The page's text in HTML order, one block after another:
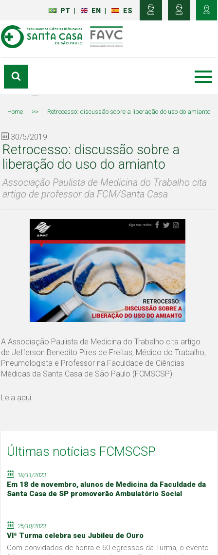
PT EN ES
Home >> Retrocesso: discussão sobre a liberação do uso do amianto
30/5/2019
Retrocesso: discussão sobre a
liberação do uso do amianto
Associação Paulista de Medicina do Trabalho cita
artigo de professor da FCM/Santa Casa
A Associação Paulista de Medicina do Trabalho cita artigo
de Jefferson Benedito Pires de Freitas, Médico do Trabalho,
Pneumologista e Professor na Faculdade de Ciências
Médicas da Santa Casa de São Paulo (FCMSCSP).
Leia aqui
Últimas notícias FCMSCSP
18/11/2023
Em 18 de novembro, alunos de Medicina da Faculdade da
Santa Casa de SP promoverão Ambulatório Social
25/10/2023
VIª Turma celebra seu Jubileu de Ouro
Com convidados de honra e 60 egressos da Turma, o evento